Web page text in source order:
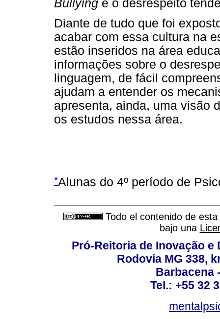
Bullying e o desrespeito
Diante de tudo que foi
acabar com essa cultura na
estão inseridos na área
informações sobre o
linguagem, de fácil
ajudam a entender os
apresenta, ainda, uma visão
os estudos nessa área.
*Alunas do 4º período de
Todo el contenido de
bajo una
Pró-Reitoria de Inovação
Rodovia MG 338,
Barbacena
Tel.: +55 32